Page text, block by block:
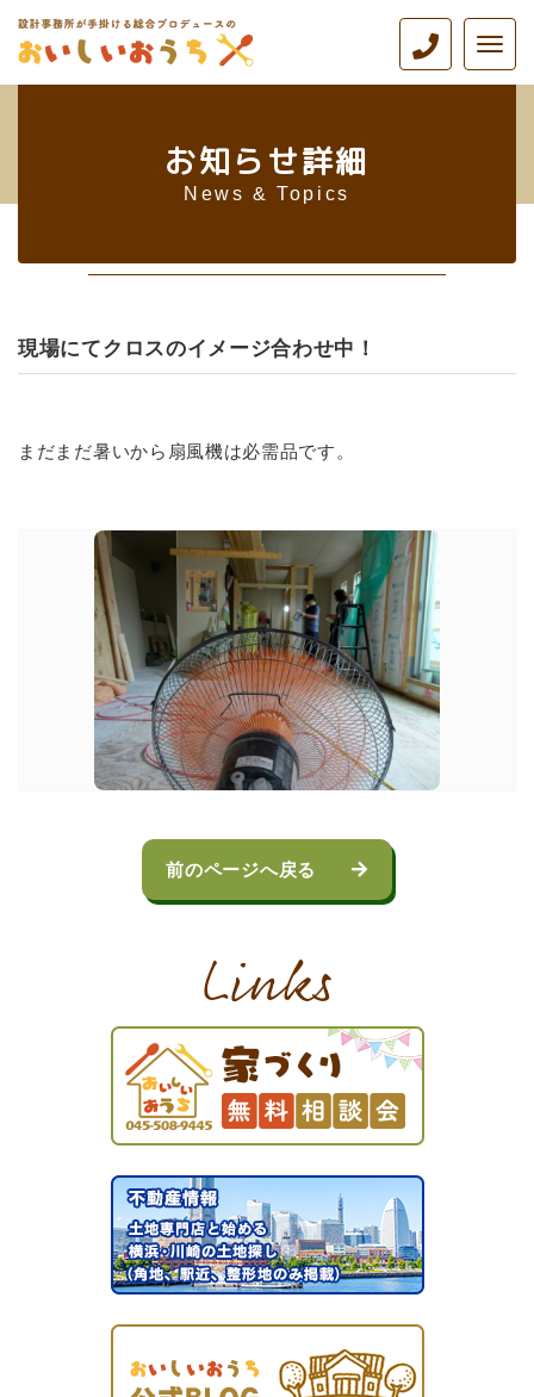
ナ
ビ
お知らせ詳細
News & Topics
現場にてクロスのイメージ合わせ中！
まだまだ暑いから扇風機は必需品です。
前のページへ戻る